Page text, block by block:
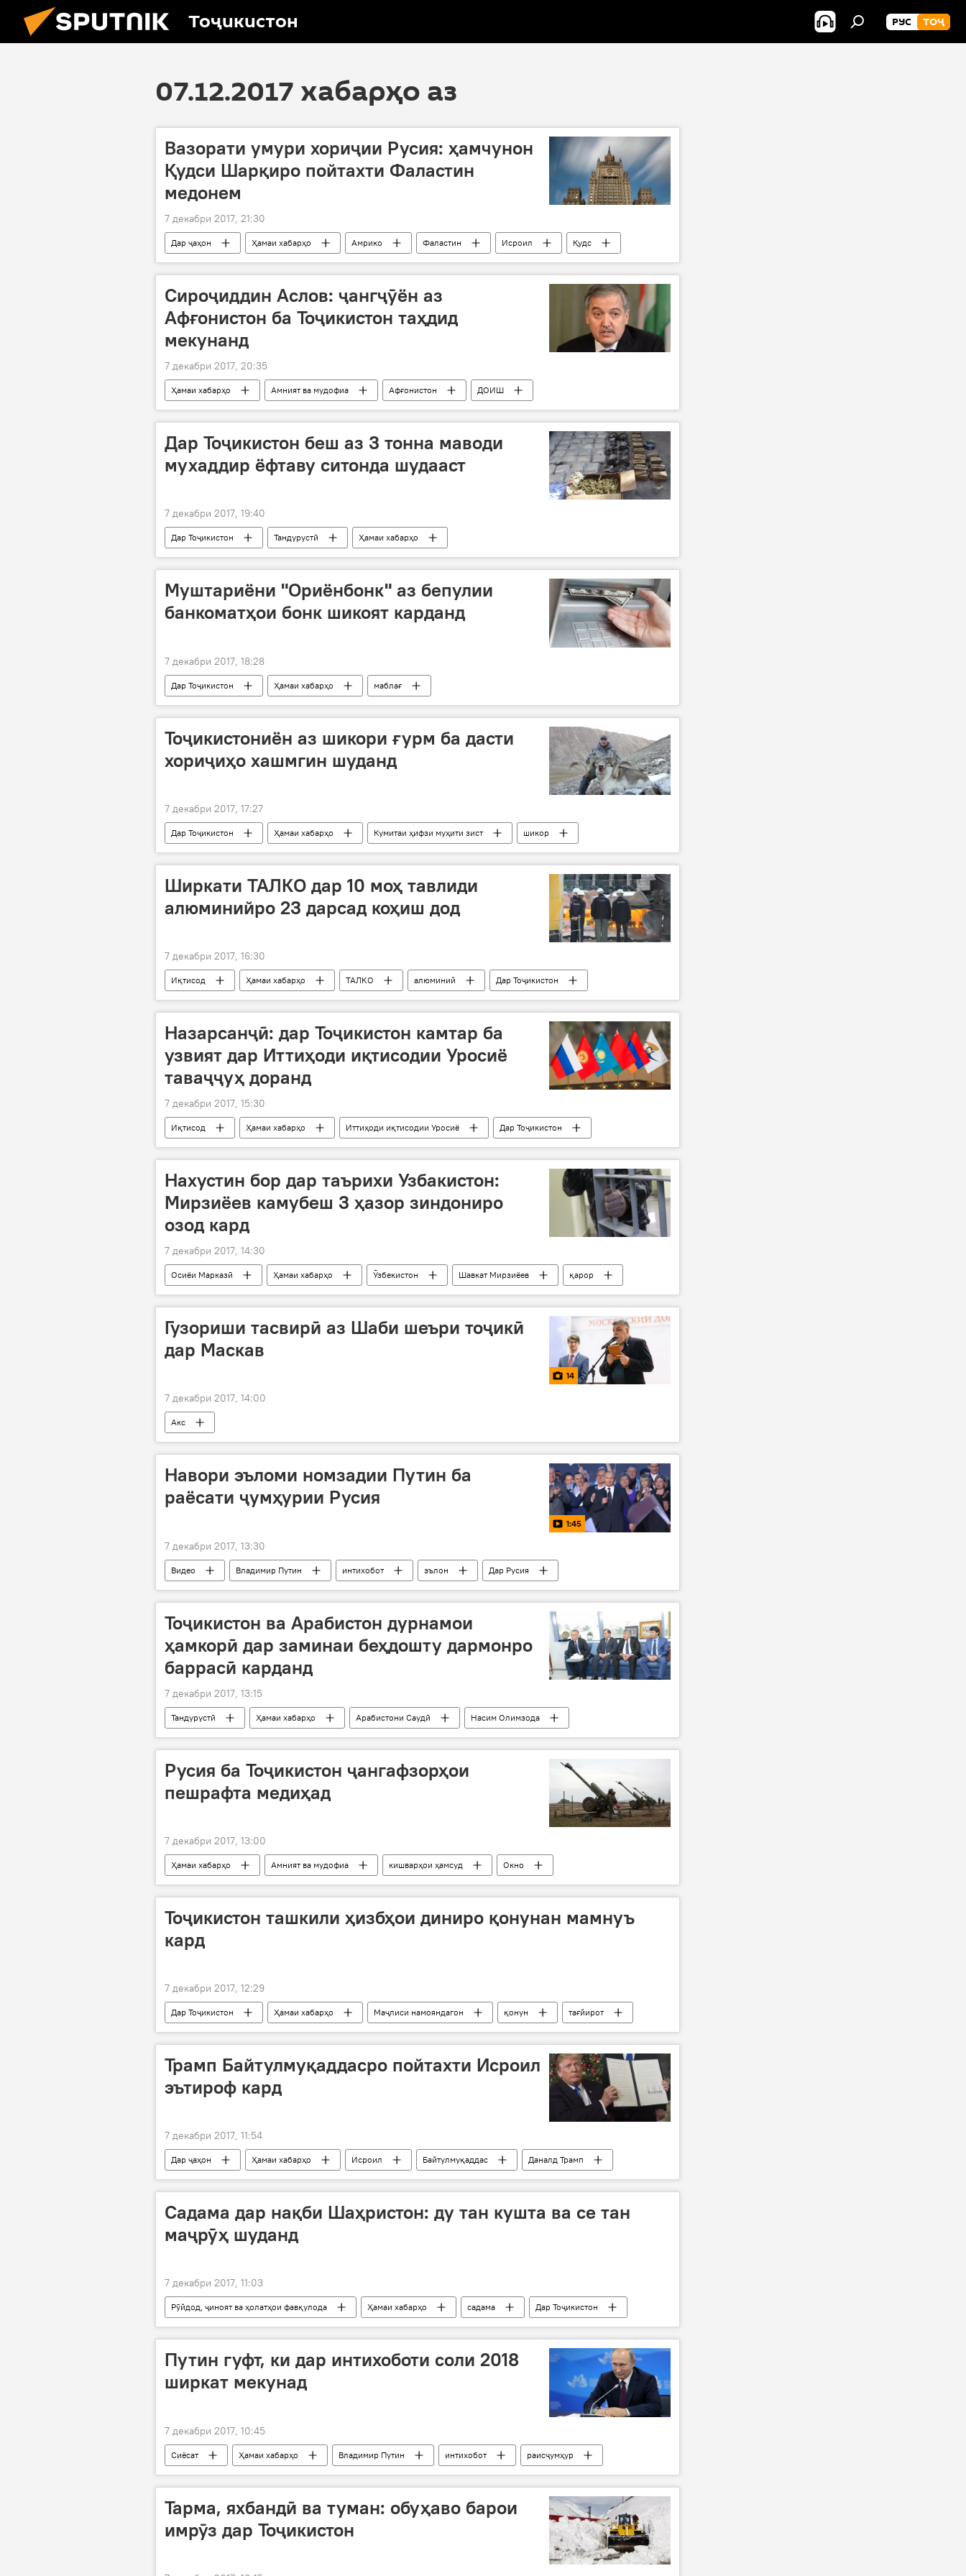
Тоҷикистон РУС ТОҶ
07.12.2017 хабарҳо аз
Вазорати умури хориҷии Русия: ҳамчунон
Қудси Шарқиро пойтахти Фаластин
медонем
7 декабри 2017, 21:30
Дар ҷаҳон Ҳамаи хабарҳо Амрико Фаластин Исроил
Қудс
Иерусалим
Байтулмуқаддас Уршалим Дар Русия
Сироҷиддин Аслов: ҷангҷӯён аз
Афғонистон ба Тоҷикистон таҳдид
мекунанд
7 декабри 2017, 20:35
Ҳамаи хабарҳо Амният ва мудофиа Афғонистон
ДОИШ
Сироҷиддин Аслов
ифротгароӣ ҳаросафканӣ
Дар Тоҷикистон
Дар Тоҷикистон беш аз 3 тонна маводи
мухаддир ёфтаву ситонда шудааст
7 декабри 2017, 19:40
Дар Тоҷикистон Тандурустӣ Ҳамаи хабарҳо
Муштариёни "Ориёнбонк" аз бепулии
банкоматҳои бонк шикоят карданд
7 декабри 2017, 18:28
Дар Тоҷикистон Ҳамаи хабарҳо маблағ
Тоҷикистониён аз шикори ғурм ба дасти
хориҷиҳо хашмгин шуданд
7 декабри 2017, 17:27
Дар Тоҷикистон Ҳамаи хабарҳо Кумитаи ҳифзи муҳити зист
шикор
гардишгар
меш
Ширкати ТАЛКО дар 10 моҳ тавлиди
алюминийро 23 дарсад коҳиш дод
7 декабри 2017, 16:30
Иқтисод Ҳамаи хабарҳо ТАЛКО алюминий Дар Тоҷикистон
Назарсанҷӣ: дар Тоҷикистон камтар ба
узвият дар Иттиҳоди иқтисодии Уросиё
таваҷҷуҳ доранд
7 декабри 2017, 15:30
Иқтисод Ҳамаи хабарҳо Иттиҳоди иқтисодии Уросиё Дар Тоҷикистон
Нахустин бор дар таърихи Узбакистон:
Мирзиёев камубеш 3 ҳазор зиндониро
озод кард
7 декабри 2017, 14:30
Осиёи Марказӣ Ҳамаи хабарҳо Ӯзбекистон Шавкат Мирзиёев қарор
Гузориши тасвирӣ аз Шаби шеъри тоҷикӣ
дар Маскав
14
7 декабри 2017, 14:00
Акс
Навори эъломи номзадии Путин ба
раёсати ҷумҳурии Русия
1:45
7 декабри 2017, 13:30
Видео Владимир Путин интихобот эълон Дар Русия
Тоҷикистон ва Арабистон дурнамои
ҳамкорӣ дар заминаи беҳдошту дармонро
баррасӣ карданд
7 декабри 2017, 13:15
Тандурустӣ Ҳамаи хабарҳо Арабистони Саудӣ
Насим Олимзода
беҳдошту дармон
Дар Тоҷикистон
Русия ба Тоҷикистон ҷангафзорҳои
пешрафта медиҳад
7 декабри 2017, 13:00
Ҳамаи хабарҳо Амният ва мудофиа кишварҳои ҳамсуд
Окно
падофанди ҳавоӣ
Дар Русия Дар Тоҷикистон
Тоҷикистон ташкили ҳизбҳои диниро қонунан мамнуъ
кард
7 декабри 2017, 12:29
Дар Тоҷикистон Ҳамаи хабарҳо Маҷлиси намояндагон қонун тағйирот
Трамп Байтулмуқаддасро пойтахти Исроил
эътироф кард
7 декабри 2017, 11:54
Дар ҷаҳон Ҳамаи хабарҳо Исроил Байтулмуқаддас
Даналд Трамп
пойтахт
Амрико
Садама дар нақби Шаҳристон: ду тан кушта ва се тан
маҷрӯҳ шуданд
7 декабри 2017, 11:03
Рӯйдод, ҷиноят ва ҳолатҳои фавқулода Ҳамаи хабарҳо садама
Дар Тоҷикистон
ВУД
Путин гуфт, ки дар интихоботи соли 2018
ширкат мекунад
7 декабри 2017, 10:45
Сиёсат Ҳамаи хабарҳо Владимир Путин интихобот
раисҷумҳур
Дар Русия
Тарма, яхбандӣ ва туман: обуҳаво барои
имрӯз дар Тоҷикистон